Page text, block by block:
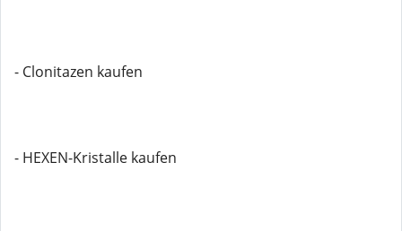
- Clonitazen kaufen
- HEXEN-Kristalle kaufen